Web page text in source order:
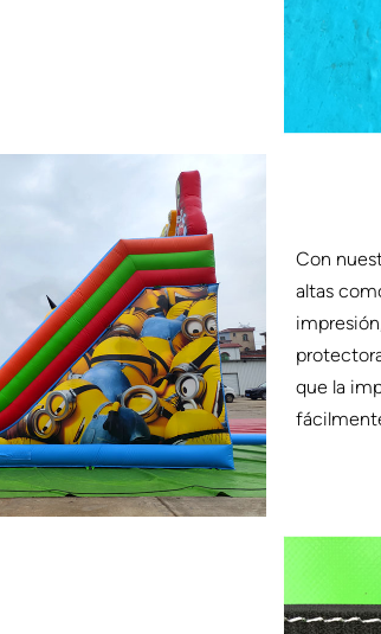
Con
altas
que la